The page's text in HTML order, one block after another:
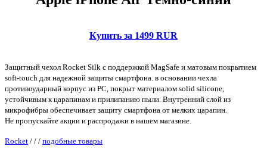
Купить за 1499 RUR
Защитный чехол Rocket Silk с поддержкой MagSafe и матовым покрытием
soft-touch для надежной защиты смартфона. в основании чехла
противоударный корпус из PC, покрыт материалом solid silicone,
устойчивым к царапинам и прилипанию пыли. Внутренний слой из
микрофибры обеспечивает защиту смартфона от мелких царапин.
Не пропускайте акции и распродажи в нашем магазине.
Rocket / / / подобные товары